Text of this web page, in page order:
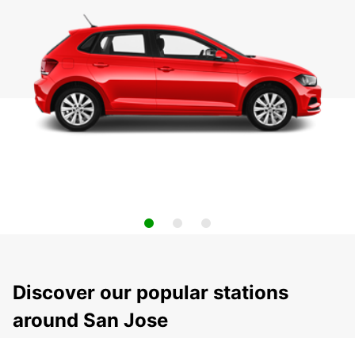
Discover our popular stations
around San Jose